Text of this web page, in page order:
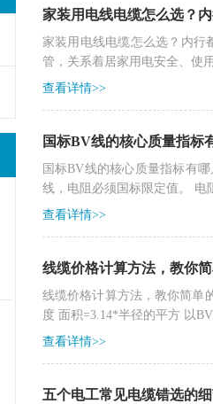
家装用电线电缆怎么选？
家装用电线电缆怎么选？内行
管，关系着居家用电安全、使
查看详情>>
国标BV线的核心质量指标
国标BV线的核心质量指标有
线，电阻必须国标限定值。 电
查看详情>>
线缆价格计算方法，教你
线缆价格计算方法，教你简单
度 面积=3.14*半径的平方 以
查看详情>>
五个电工常见电缆错选的